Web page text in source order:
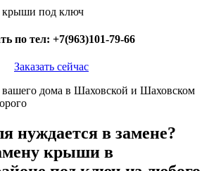
по тел: +7(963)101-79-66
Заказать сейчас
дома в Шаховской и Шаховском
нуждается в замене?
крыши в